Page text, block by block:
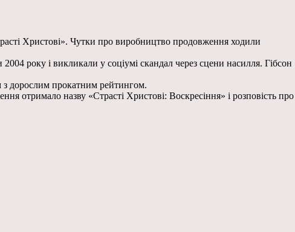
Христові». Чутки про виробництво продовження ходили
року і викликали у соціумі скандал через сцени насилля. Гібсон
з дорослим прокатним рейтингом.
отримало назву «Страсті Христові: Воскресіння» і розповість про